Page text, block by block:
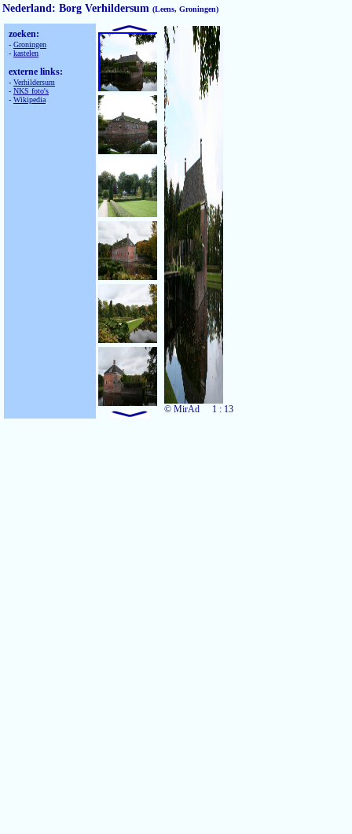
Nederland: Borg Verhildersum (Leens, Groningen)
zoeken:
- Groningen
- kastelen
externe links:
- Verhildersum
- NKS foto's
- Wikipedia
© MirAd 1 : 13